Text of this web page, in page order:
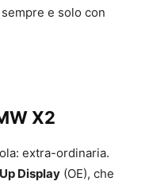
e solo con
X2
extra-ordinaria.
Display (OE), che